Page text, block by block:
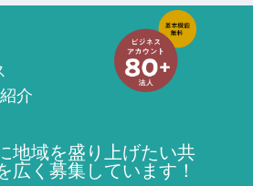
介
地域を盛り上げたい共
広く募集しています！